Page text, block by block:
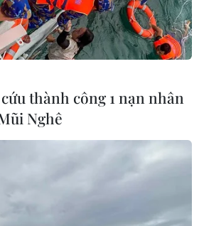
đồi mồi và vích về môi
phòng Tam Giang Tây, đồi mồi
quý hiếm có tên trong Sách Đỏ
đứng trước nguy cơ tuyệt
thành công 1 nạn nhân
Nghê